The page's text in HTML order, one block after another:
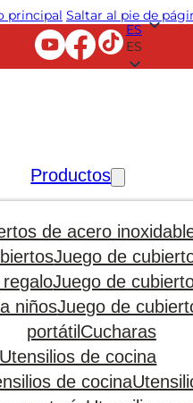
principal Saltar al pie de
ES
ES
Productos
de acero
Juego de
Juego de
niñosJuego de
portátil Cucharas
Utensilios de cocina
de cocina